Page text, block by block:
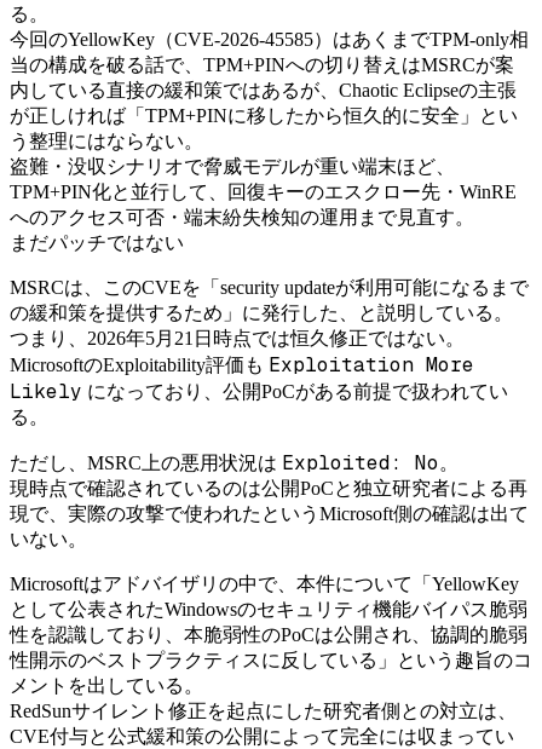
る。
今回のYellowKey（CVE-2026-45585）はあくまでTPM-only相
当の構成を破る話で、TPM+PINへの切り替えはMSRCが案
内している直接の緩和策ではあるが、Chaotic Eclipseの主張
が正しければ「TPM+PINに移したから恒久的に安全」とい
う整理にはならない。
盗難・没収シナリオで脅威モデルが重い端末ほど、
TPM+PIN化と並行して、回復キーのエスクロー先・WinRE
へのアクセス可否・端末紛失検知の運用まで見直す。
まだパッチではない
MSRCは、このCVEを「security updateが利用可能になるまで
の緩和策を提供するため」に発行した、と説明している。
つまり、2026年5月21日時点では恒久修正ではない。
MicrosoftのExploitability評価も Exploitation More
Likely になっており、公開PoCがある前提で扱われてい
る。
ただし、MSRC上の悪用状況は Exploited: No 。
現時点で確認されているのは公開PoCと独立研究者による再
現で、実際の攻撃で使われたというMicrosoft側の確認は出て
いない。
Microsoftはアドバイザリの中で、本件について「YellowKey
として公表されたWindowsのセキュリティ機能バイパス脆弱
性を認識しており、本脆弱性のPoCは公開され、協調的脆弱
性開示のベストプラクティスに反している」という趣旨のコ
メントを出している。
RedSunサイレント修正を起点にした研究者側との対立は、
CVE付与と公式緩和策の公開によって完全には収まってい